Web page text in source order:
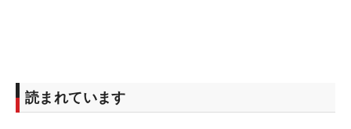
読まれています